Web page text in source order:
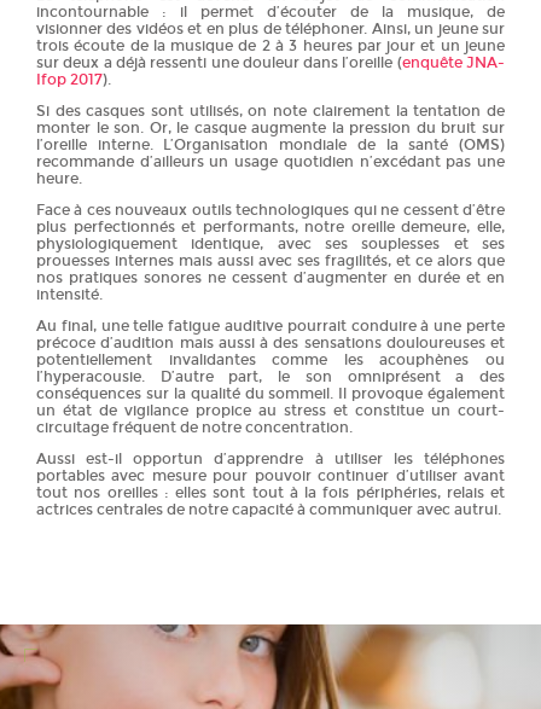
incontournable : il permet d’écouter de la musique, de
visionner des vidéos et en plus de téléphoner. Ainsi, un jeune sur
trois écoute de la musique de 2 à 3 heures par jour et un jeune
sur deux a déjà ressenti une douleur dans l’oreille (enquête JNA-
Ifop 2017).
Si des casques sont utilisés, on note clairement la tentation de
monter le son. Or, le casque augmente la pression du bruit sur
l’oreille interne. L’Organisation mondiale de la santé (OMS)
recommande d’ailleurs un usage quotidien n’excédant pas une
heure.
Face à ces nouveaux outils technologiques qui ne cessent d’être
plus perfectionnés et performants, notre oreille demeure, elle,
physiologiquement identique, avec ses souplesses et ses
prouesses internes mais aussi avec ses fragilités, et ce alors que
nos pratiques sonores ne cessent d’augmenter en durée et en
intensité.
Au final, une telle fatigue auditive pourrait conduire à une perte
précoce d’audition mais aussi à des sensations douloureuses et
potentiellement invalidantes comme les acouphènes ou
l’hyperacousie. D’autre part, le son omniprésent a des
conséquences sur la qualité du sommeil. Il provoque également
un état de vigilance propice au stress et constitue un court-
circuitage fréquent de notre concentration.
Aussi est-il opportun d’apprendre à utiliser les téléphones
portables avec mesure pour pouvoir continuer d’utiliser avant
tout nos oreilles : elles sont tout à la fois périphéries, relais et
actrices centrales de notre capacité à communiquer avec autrui.